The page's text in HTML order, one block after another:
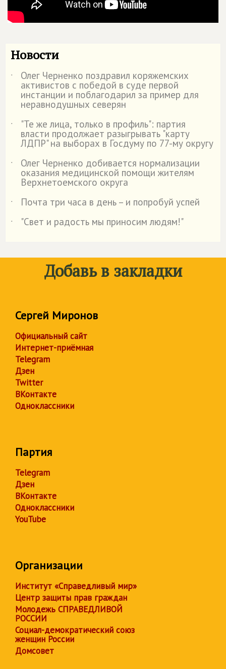
Новости
˙ Олег Черненко поздравил коряжемских
активистов с победой в суде первой
инстанции и поблагодарил за пример для
неравнодушных северян
˙
"Те же лица, только в профиль": партия
власти продолжает разыгрывать "карту
ЛДПР" на выборах в Госдуму по 77-му округу
˙
Олег Черненко добивается нормализации
оказания медицинской помощи жителям
Верхнетоемского округа
˙
Почта три часа в день – и попробуй успей
˙
"Свет и радость мы приносим людям!"
Добавь в закладки
Сергей Миронов
Официальный сайт
Интернет-приёмная
Telegram
Дзен
Twitter
ВКонтакте
Одноклассники
Партия
Telegram
Дзен
ВКонтакте
Одноклассники
YouTube
Организации
Институт «Справедливый мир»
Центр защиты прав граждан
Молодежь СПРАВЕДЛИВОЙ
РОССИИ
Социал-демократический союз
женщин России
Домсовет